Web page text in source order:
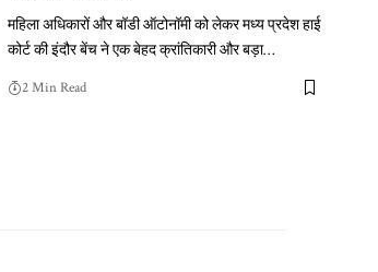
महिला अधिकारों और बॉडी ऑटोनॉमी को लेकर मध्य प्रदेश हाई
कोर्ट की इंदौर बेंच ने एक बेहद क्रांतिकारी और बड़ा…
2 Min Read